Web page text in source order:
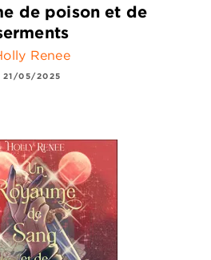
de poison et de
Renee
21/05/2025